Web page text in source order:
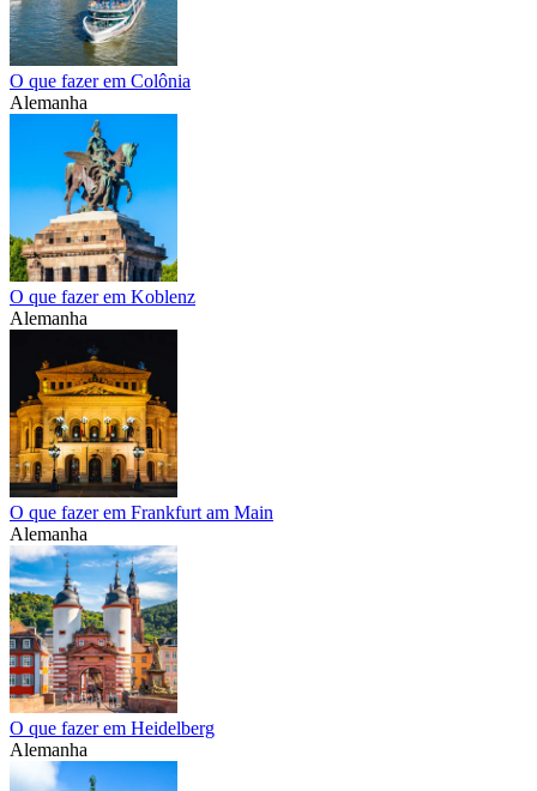
O que fazer em Colônia
Alemanha
O que fazer em Koblenz
Alemanha
O que fazer em Frankfurt am Main
Alemanha
O que fazer em Heidelberg
Alemanha